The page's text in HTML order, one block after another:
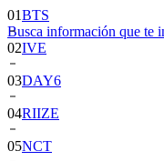
Busca información que te
02IVE
03DAY6
04RIIZE
05NCT
06BLACKPINK